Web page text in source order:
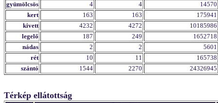
gyümölcsös
4 4
14570
kert
163 163
175941
kivett
4232 4272
10185986
legelő
187 249
1652718
nádas
2 2
5601
rét
10 11
165738
szántó
1544 2270 24326945
Térkép ellátottság